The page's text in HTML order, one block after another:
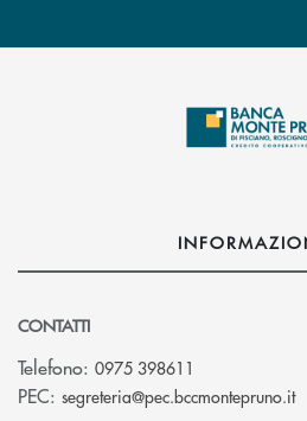
CONTATTI
Telefono: 0975 398611
PEC: segreteria@pec.bccmontepruno.it